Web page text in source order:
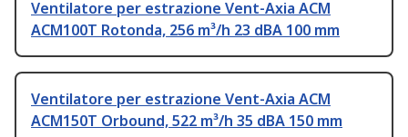
Ventilatore per estrazione Vent-Axia ACM
ACM100T Rotonda, 256 m³/h 23 dBA 100 mm
Ventilatore per estrazione Vent-Axia ACM
ACM150T Orbound, 522 m³/h 35 dBA 150 mm